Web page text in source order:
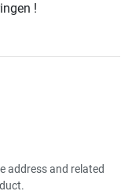
!
address and related